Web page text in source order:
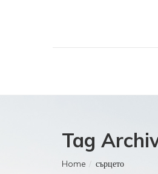
Tag
Home сърцето